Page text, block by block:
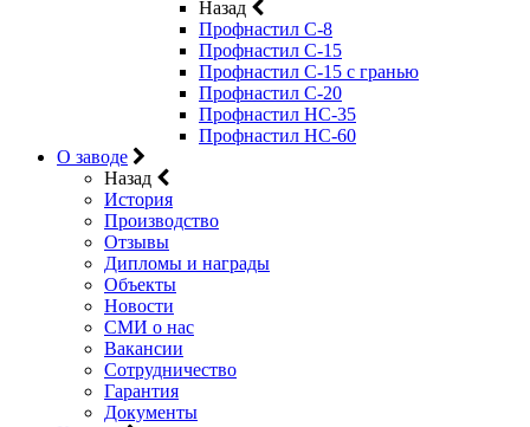
Назад
Профнастил С-8
Профнастил С-15
Профнастил C-15 с гранью
Профнастил C-20
Профнастил НС-35
Профнастил НС-60
О заводе
Назад
История
Производство
Отзывы
Дипломы и награды
Объекты
Новости
СМИ о нас
Вакансии
Сотрудничество
Гарантия
Документы